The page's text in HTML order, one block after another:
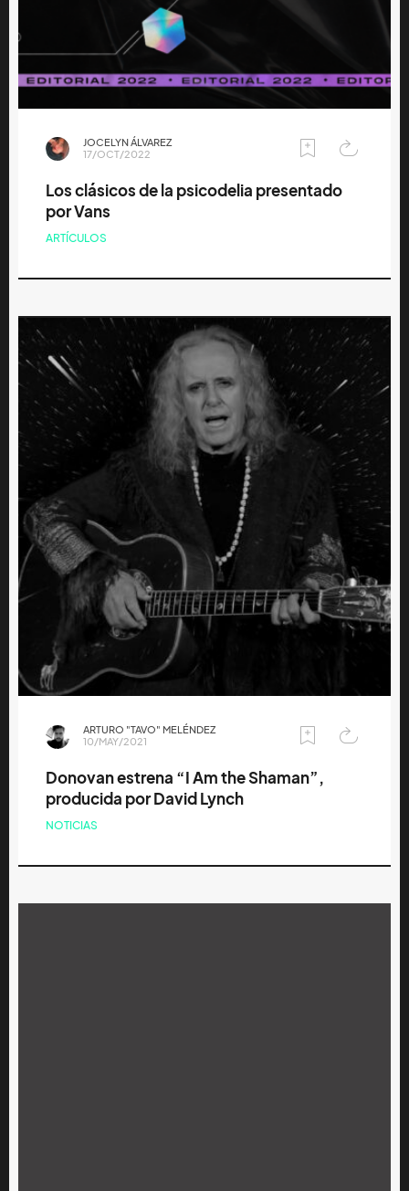
JOCELYN ÁLVAREZ
17/OCT/2022
Los clásicos de la psicodelia presentado
por Vans
ARTÍCULOS
ARTURO "TAVO" MELÉNDEZ
10/MAY/2021
Donovan estrena “I Am the Shaman”,
producida por David Lynch
NOTICIAS